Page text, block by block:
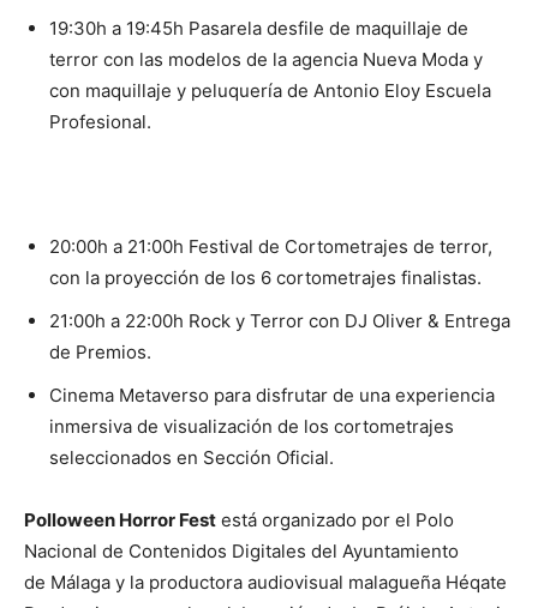
19:30h a 19:45h Pasarela desfile de maquillaje de
terror con las modelos de la agencia Nueva Moda y
con maquillaje y peluquería de Antonio Eloy Escuela
Profesional.
20:00h a 21:00h Festival de Cortometrajes de terror,
con la proyección de los 6 cortometrajes finalistas.
21:00h a 22:00h Rock y Terror con DJ Oliver & Entrega
de Premios.
Cinema Metaverso para disfrutar de una experiencia
inmersiva de visualización de los cortometrajes
seleccionados en Sección Oficial.
Polloween Horror Fest está organizado por el Polo
Nacional de Contenidos Digitales del Ayuntamiento
de Málaga y la productora audiovisual malagueña Héqate